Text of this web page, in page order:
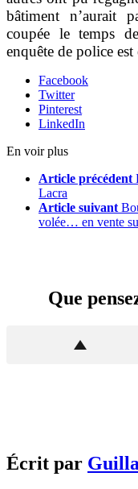
bâtiment n’aurait
coupée le temps
enquête de police est
Facebook
Twitter
Pinterest
LinkedIn
En voir plus
Article précédent
Lacra
Article suivant
volée… en vente
Que
Écrit par